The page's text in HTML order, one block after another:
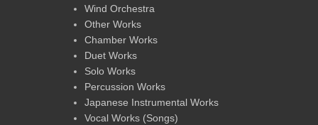
Wind Orchestra
Other Works
Chamber Works
Duet Works
Solo Works
Percussion Works
Japanese Instrumental Works
Vocal Works (Songs)